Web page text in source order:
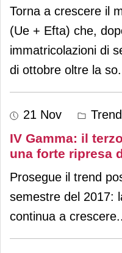
Torna a crescere il
(Ue + Efta) che,
immatricolazioni di
di ottobre oltre la so
21 Nov Trend
IV Gamma: il
una forte ripresa
Prosegue il trend
semestre del 2017:
continua a crescere.